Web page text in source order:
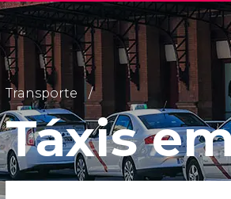
Transporte
Táxis